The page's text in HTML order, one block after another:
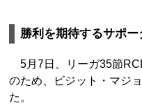
勝利を期待するサポ
5月7日、リーガ35節
のため、ビジット・マジ
た。